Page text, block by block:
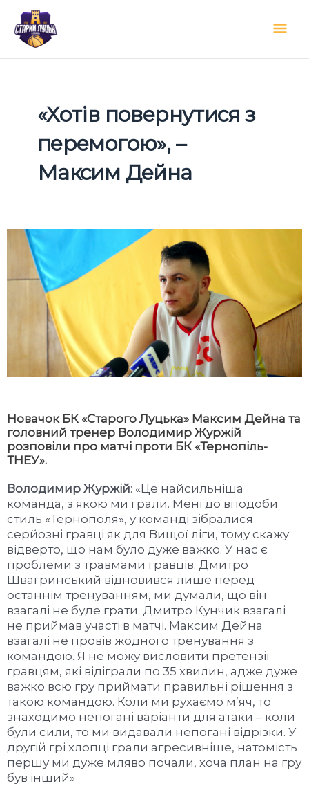
вмісту
«Хотів повернутися з
перемогою», –
Максим Дейна
Новачок БК «Старого Луцька» Максим Дейна та
головний тренер Володимир Журжій
розповіли про матчі проти БК «Тернопіль-
ТНЕУ».
Володимир Журжій: «Це найсильніша
команда, з якою ми грали. Мені до вподоби
стиль «Тернополя», у команді зібралися
серйозні гравці як для Вищої ліги, тому скажу
відверто, що нам було дуже важко. У нас є
проблеми з травмами гравців. Дмитро
Швагринський відновився лише перед
останнім тренуванням, ми думали, що він
взагалі не буде грати. Дмитро Кунчик взагалі
не приймав участі в матчі. Максим Дейна
взагалі не провів жодного тренування з
командою. Я не можу висловити претензії
гравцям, які відіграли по 35 хвилин, адже дуже
важко всю гру приймати правильні рішення з
такою командою. Коли ми рухаємо м’яч, то
знаходимо непогані варіанти для атаки – коли
були сили, то ми видавали непогані відрізки. У
другій грі хлопці грали агресивніше, натомість
першу ми дуже мляво почали, хоча план на гру
був інший»